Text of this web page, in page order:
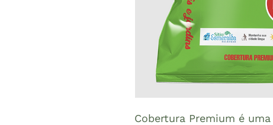
Cobertura Premium é